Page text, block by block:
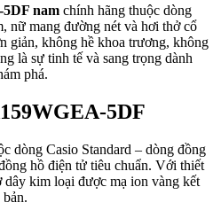
nam chính hãng thuộc dòng
nữ mang đường nét và hơi thở cổ
giản, không hề khoa trương, không
là sự tinh tế và sang trọng dành
phá.
5DF
dòng Casio Standard – dòng đồng
hồ điện tử tiêu chuẩn. Với thiết
dây kim loại được mạ ion vàng kết